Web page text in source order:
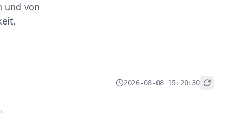
und von
2026-08-08 15:20:30